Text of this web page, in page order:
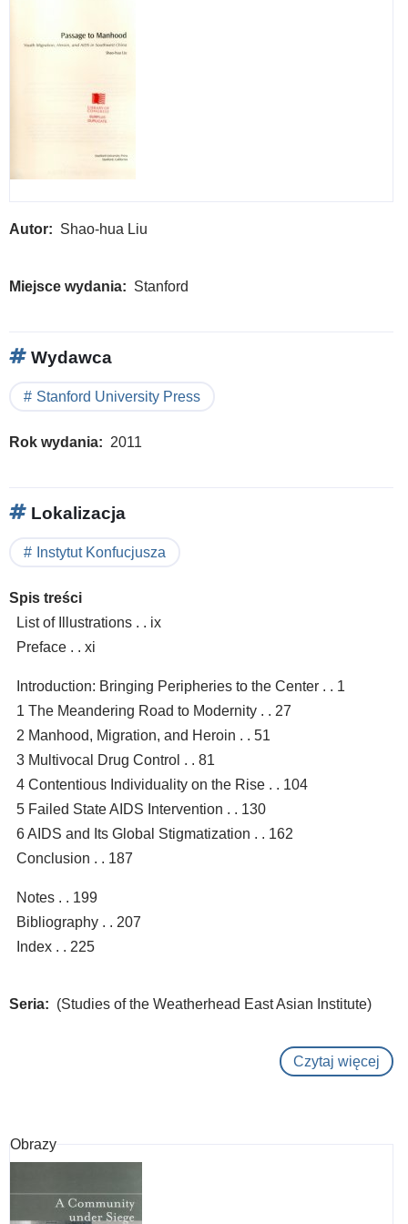
Autor Shao-hua Liu
Miejsce wydania Stanford
Wydawca
Stanford University Press
Rok wydania 2011
Lokalizacja
Instytut Konfucjusza
Spis treści
List of Illustrations . . ix
Preface . . xi
Introduction: Bringing Peripheries to the Center . . 1
1 The Meandering Road to Modernity . . 27
2 Manhood, Migration, and Heroin . . 51
3 Multivocal Drug Control . . 81
4 Contentious Individuality on the Rise . . 104
5 Failed State AIDS Intervention . . 130
6 AIDS and Its Global Stigmatization . . 162
Conclusion . . 187
Notes . . 199
Bibliography . . 207
Index . . 225
Seria (Studies of the Weatherhead East Asian Institute)
Czytaj więcej
Obrazy